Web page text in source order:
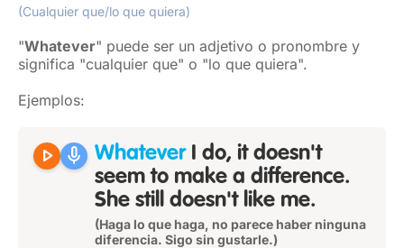
(Cualquier que/lo que quiera)
"Whatever" puede ser un adjetivo o pronombre y
significa "cualquier que" o "lo que quiera".
Ejemplos:
play_arrow mic WhateverI do, it doesn't
seem to make a difference.
She still doesn't like me.
(Haga lo que haga, no parece haber ninguna
diferencia. Sigo sin gustarle.)